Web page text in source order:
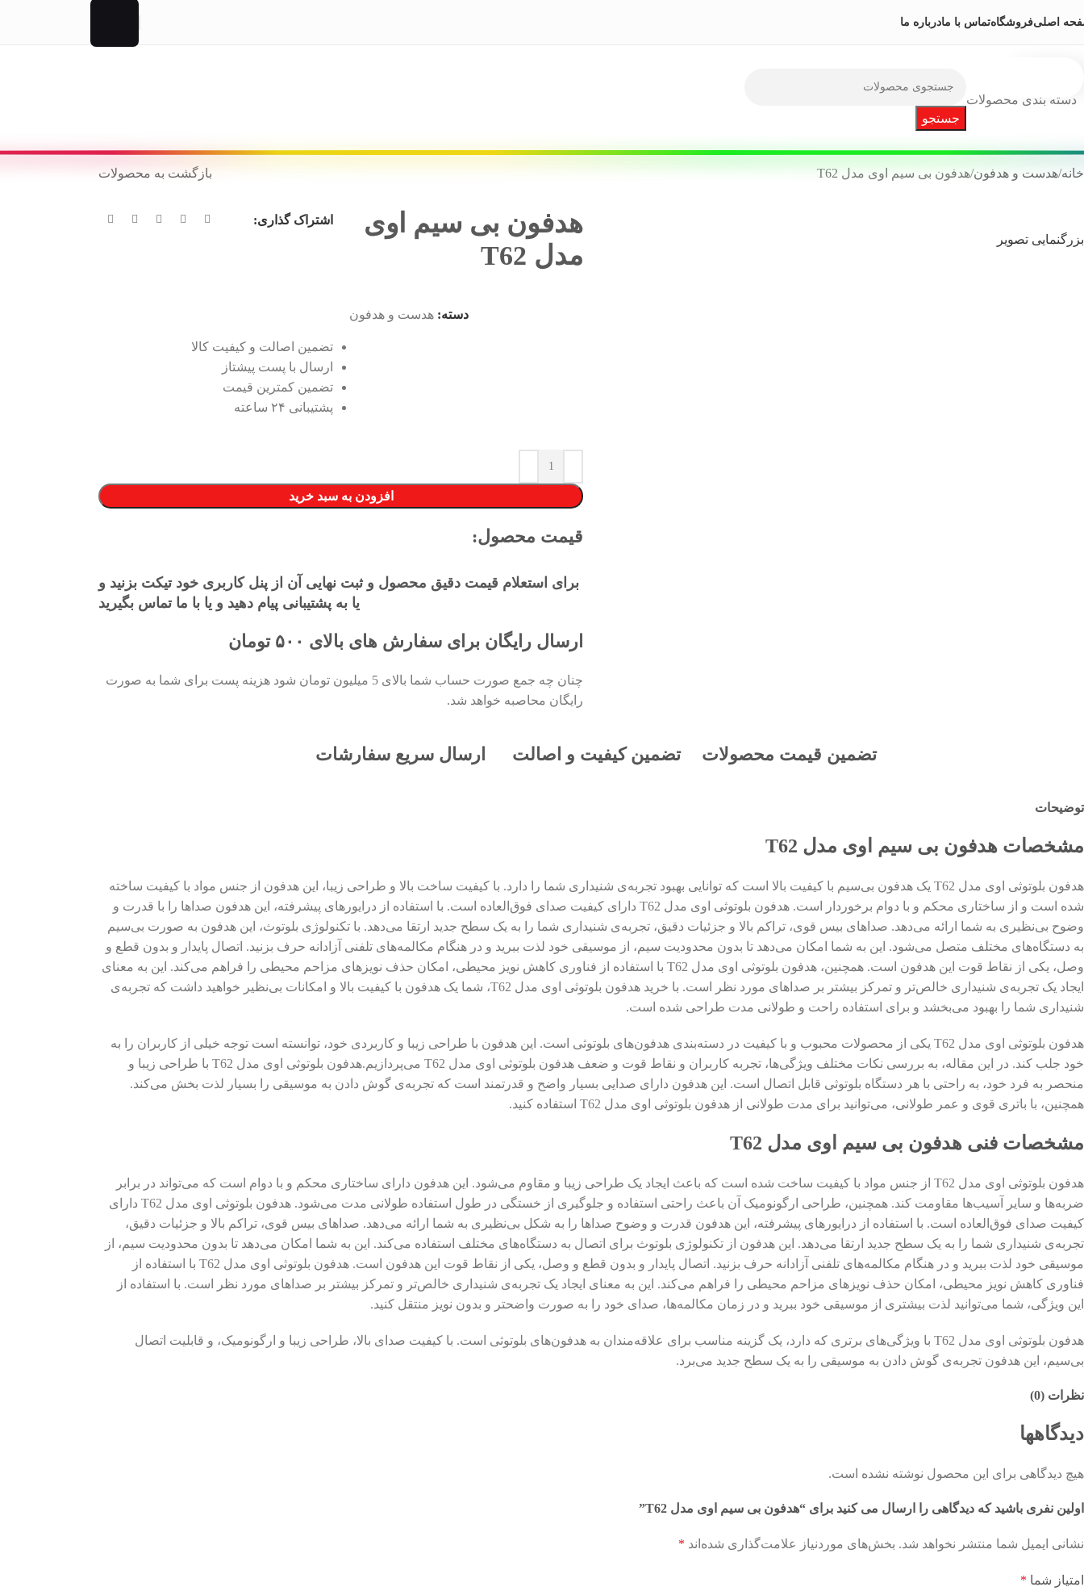
اصلیفروشگاهتماس با مادرباره ما
دسته بندی محصولات
جستجو
خانه هدست و هدفون هدفون بی سیم اوی مدل T62 بازگشت به محصولات
بزرگنمایی تصویر
هدفون بی سیم اوی
مدل T62
اشتراک گذاری:
دسته: هدست و هدفون
تضمین اصالت و کیفیت کالا
ارسال با پست پیشتاز
تضمین کمترین قیمت
پشتیبانی ۲۴ ساعته
افزودن به سبد خرید
قیمت محصول:​
برای استعلام قیمت دقیق محصول و ثبت نهایی آن از پنل کاربری خود تیکت بزنید و
یا به پشتیبانی پیام دهید و یا با ما تماس بگیرید
ارسال رایگان برای سفارش های بالای ۵۰۰ تومان
چنان چه جمع صورت حساب شما بالای 5 میلیون تومان شود هزینه پست برای شما به صورت
رایگان محاصبه خواهد شد.
تضمین قیمت محصولات تضمین کیفیت و اصالت ارسال سریع سفارشات
توضیحات
مشخصات هدفون بی سیم اوی مدل T62
هدفون بلوتوثی اوی مدل T62 یک هدفون بی‌سیم با کیفیت بالا است که توانایی بهبود تجربه‌ی شنیداری شما را دارد. با کیفیت ساخت بالا و طراحی زیبا، این هدفون از جنس مواد با کیفیت ساخته
شده است و از ساختاری محکم و با دوام برخوردار است. هدفون بلوتوثی اوی مدل T62 دارای کیفیت صدای فوق‌العاده است. با استفاده از درایورهای پیشرفته، این هدفون صداها را با قدرت و
وضوح بی‌نظیری به شما ارائه می‌دهد. صداهای بیس قوی، تراکم بالا و جزئیات دقیق، تجربه‌ی شنیداری شما را به یک سطح جدید ارتقا می‌دهد. با تکنولوژی بلوتوث، این هدفون به صورت بی‌سیم
به دستگاه‌های مختلف متصل می‌شود. این به شما امکان می‌دهد تا بدون محدودیت سیم، از موسیقی خود لذت ببرید و در هنگام مکالمه‌های تلفنی آزادانه حرف بزنید. اتصال پایدار و بدون قطع و
وصل، یکی از نقاط قوت این هدفون است. همچنین، هدفون بلوتوثی اوی مدل T62 با استفاده از فناوری کاهش نویز محیطی، امکان حذف نویزهای مزاحم محیطی را فراهم می‌کند. این به معنای
ایجاد یک تجربه‌ی شنیداری خالص‌تر و تمرکز بیشتر بر صداهای مورد نظر است. با خرید هدفون بلوتوثی اوی مدل T62، شما یک هدفون با کیفیت بالا و امکانات بی‌نظیر خواهید داشت که تجربه‌ی
شنیداری شما را بهبود می‌بخشد و برای استفاده راحت و طولانی مدت طراحی شده است.
هدفون بلوتوثی اوی مدل T62 یکی از محصولات محبوب و با کیفیت در دسته‌بندی هدفون‌های بلوتوثی است. این هدفون با طراحی زیبا و کاربردی خود، توانسته است توجه خیلی از کاربران را به
خود جلب کند. در این مقاله، به بررسی نکات مختلف ویژگی‌ها، تجربه کاربران و نقاط قوت و ضعف هدفون بلوتوثی اوی مدل T62 می‌پردازیم.هدفون بلوتوثی اوی مدل T62 با طراحی زیبا و
منحصر به فرد خود، به راحتی با هر دستگاه بلوتوثی قابل اتصال است. این هدفون دارای صدایی بسیار واضح و قدرتمند است که تجربه‌ی گوش دادن به موسیقی را بسیار لذت بخش می‌کند.
همچنین، با باتری قوی و عمر طولانی، می‌توانید برای مدت طولانی از هدفون بلوتوثی اوی مدل T62 استفاده کنید.
مشخصات فنی هدفون بی سیم اوی مدل T62
هدفون بلوتوثی اوی مدل T62 از جنس مواد با کیفیت ساخت شده است که باعث ایجاد یک طراحی زیبا و مقاوم می‌شود. این هدفون دارای ساختاری محکم و با دوام است که می‌تواند در برابر
ضربه‌ها و سایر آسیب‌ها مقاومت کند. همچنین، طراحی ارگونومیک آن باعث راحتی استفاده و جلوگیری از خستگی در طول استفاده طولانی مدت می‌شود. هدفون بلوتوثی اوی مدل T62 دارای
کیفیت صدای فوق‌العاده است. با استفاده از درایورهای پیشرفته، این هدفون قدرت و وضوح صداها را به شکل بی‌نظیری به شما ارائه می‌دهد. صداهای بیس قوی، تراکم بالا و جزئیات دقیق،
تجربه‌ی شنیداری شما را به یک سطح جدید ارتقا می‌دهد. این هدفون از تکنولوژی بلوتوث برای اتصال به دستگاه‌های مختلف استفاده می‌کند. این به شما امکان می‌دهد تا بدون محدودیت سیم، از
موسیقی خود لذت ببرید و در هنگام مکالمه‌های تلفنی آزادانه حرف بزنید. اتصال پایدار و بدون قطع و وصل، یکی از نقاط قوت این هدفون است. هدفون بلوتوثی اوی مدل T62 با استفاده از
فناوری کاهش نویز محیطی، امکان حذف نویزهای مزاحم محیطی را فراهم می‌کند. این به معنای ایجاد یک تجربه‌ی شنیداری خالص‌تر و تمرکز بیشتر بر صداهای مورد نظر است. با استفاده از
این ویژگی، شما می‌توانید لذت بیشتری از موسیقی خود ببرید و در زمان مکالمه‌ها، صدای خود را به صورت واضحتر و بدون نویز منتقل کنید.
هدفون بلوتوثی اوی مدل T62 با ویژگی‌های برتری که دارد، یک گزینه مناسب برای علاقه‌مندان به هدفون‌های بلوتوثی است. با کیفیت صدای بالا، طراحی زیبا و ارگونومیک، و قابلیت اتصال
بی‌سیم، این هدفون تجربه‌ی گوش دادن به موسیقی را به یک سطح جدید می‌برد.
نظرات (0)
دیدگاهها
هیچ دیدگاهی برای این محصول نوشته نشده است.
اولین نفری باشید که دیدگاهی را ارسال می کنید برای “هدفون بی سیم اوی مدل T62”
نشانی ایمیل شما منتشر نخواهد شد. بخش‌های موردنیاز علامت‌گذاری شده‌اند *
امتیاز شما *